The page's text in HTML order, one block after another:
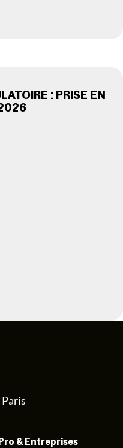
: PRISE EN
Paris
& Entreprises